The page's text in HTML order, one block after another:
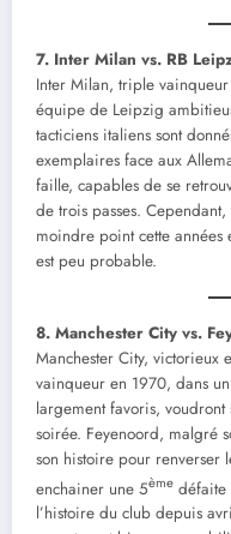
7. Inter Milan vs. RB
Inter Milan, triple
équipe de Leipzig
tacticiens italiens sont
exemplaires face aux
faille, capables de se
de trois passes.
moindre point cette
est peu probable.
8. Manchester City vs.
Manchester City, victorieux
vainqueur en 1970, dans
largement favoris,
soirée. Feyenoord, malgré
son histoire pour renverser
enchainer une 5ème défaite
l’histoire du club depuis